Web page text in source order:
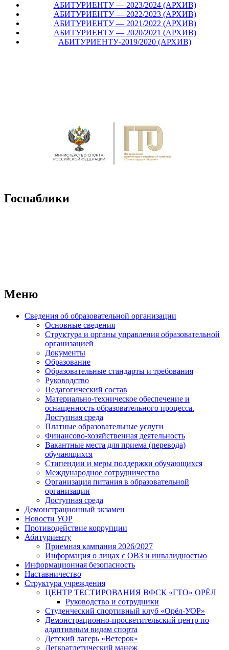
АБИТУРИЕНТУ — 2023/2024 (АРХИВ)
АБИТУРИЕНТУ — 2022/2023 (АРХИВ)
АБИТУРИЕНТУ — 2021/2022 (АРХИВ)
АБИТУРИЕНТУ — 2020/2021 (АРХИВ)
АБИТУРИЕНТУ-2019/2020 (АРХИВ)
Госпаблики
Меню
Сведения об образовательной организации
Основные сведения
Структура и органы управления образовательной
организацией
Документы
Образование
Образовательные стандарты и требования
Руководство
Педагогический состав
Материально-техническое обеспечение и
оснащенность образовательного процесса.
Доступная среда
Платные образовательные услуги
Финансово-хозяйственная деятельность
Вакантные места для приема (перевода)
обучающихся
Стипендии и меры поддержки обучающихся
Международное сотрудничество
Организация питания в образовательной
организации
Доступная среда
Демонстрационный экзамен
Новости УОР
Противодействие коррупции
Абитуриенту
Приемная кампания 2026/2027
Информация о лицах с ОВЗ и инвалидностью
Информационная безопасность
Наставничество
Структура учреждения
ЦЕНТР ТЕСТИРОВАНИЯ ВФСК «ГТО» ОРЁЛ
Руководство и сотрудники
Студенческий спортивный клуб «Орёл-УОР»
Демонстрационно-просветительский центр по
адаптивным видам спорта
Детский лагерь «Ветерок»
Легкоатлетический манеж